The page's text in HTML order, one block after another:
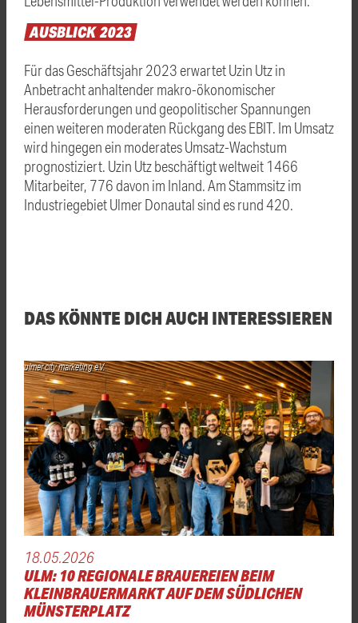
AUSBLICK2023
Für das Geschäftsjahr 2023 erwartet Uzin Utz in
Anbetracht anhaltender makro-ökonomischer
Herausforderungen und geopolitischer Spannungen
einen weiteren moderaten Rückgang des EBIT. Im Umsatz
wird hingegen ein moderates Umsatz-Wachstum
prognostiziert. Uzin Utz beschäftigt weltweit 1466
Mitarbeiter, 776 davon im Inland. Am Stammsitz im
Industriegebiet Ulmer Donautal sind es rund 420.
DAS KÖNNTE DICH AUCH INTERESSIEREN
ulmer city marketing e.V.
18.05.2026
ULM: 10 REGIONALE BRAUEREIEN BEIM
KLEINBRAUERMARKT AUF DEM SÜDLICHEN
MÜNSTERPLATZ